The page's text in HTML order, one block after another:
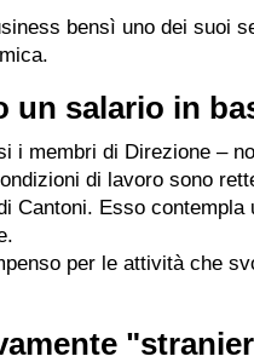
bensì uno dei suoi
un salario in
i membri di Direzione –
di lavoro sono
Esso
per le attività che